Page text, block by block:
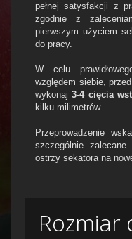
pełnej satysfakcji z
zgodnie z
pierwszym użyciem
do pracy.
W celu
względem siebie,
wykonaj3-4 cięcia
kilku milimetrów.
Przeprowadzenie
szczególnie
ostrzy sekatora na
Rozmiar